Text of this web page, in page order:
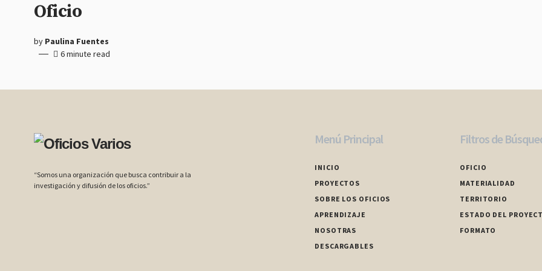
Oficio
by Paulina Fuentes
6 minute read
“Somos una organización que busca contribuir a la
investigación y difusión de los oficios.”
Menú Principal
INICIO
PROYECTOS
SOBRE LOS OFICIOS
APRENDIZAJE
NOSOTRAS
DESCARGABLES
Filtros de
OFICIO
MATERIALIDAD
TERRITORIO
ESTADO DEL
FORMATO